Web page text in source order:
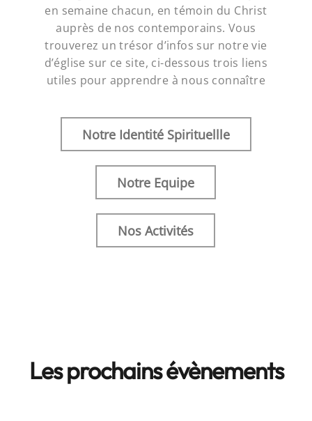
en semaine chacun, en témoin du Christ
auprès de nos contemporains. Vous
trouverez un trésor d’infos sur notre vie
d’église sur ce site, ci-dessous trois liens
utiles pour apprendre à nous connaître
Notre Identité Spirituellle
Notre Equipe
Nos Activités
Les prochains évènements